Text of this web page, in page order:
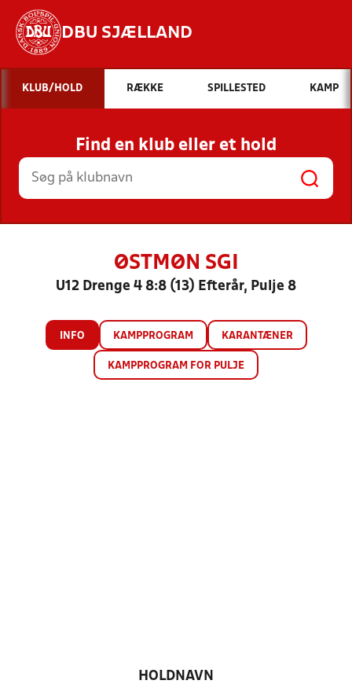
DBU SJÆLLAND
Hvad vil du søge efter?
INDHOLD OG NYHEDER
STILLINGER, RESULTATER, KLUBBER OG
HOLD
KLUB/HOLD RÆKKE SPILLESTED KAMP
Find en klub eller et hold
ØSTMØN SGI
U12 Drenge 4 8:8 (13) Efterår, Pulje 8
INFO KAMPPROGRAM KARANTÆNER
KAMPPROGRAM FOR PULJE
HOLDNAVN